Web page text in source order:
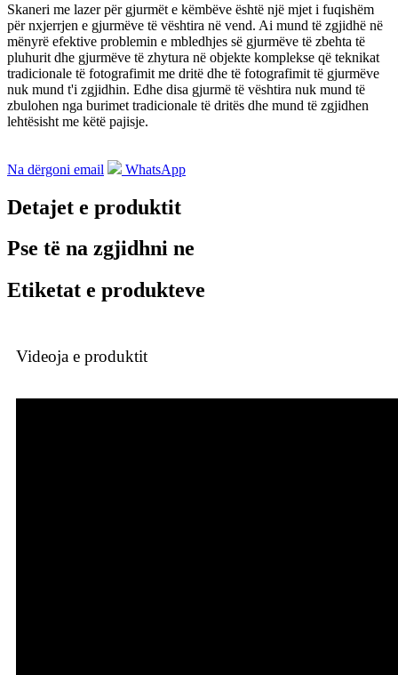
Skaneri me lazer për gjurmët e këmbëve është një mjet i fuqishëm
për nxjerrjen e gjurmëve të vështira në vend. Ai mund të zgjidhë në
mënyrë efektive problemin e mbledhjes së gjurmëve të zbehta të
pluhurit dhe gjurmëve të zhytura në objekte komplekse që teknikat
tradicionale të fotografimit me dritë dhe të fotografimit të gjurmëve
nuk mund t'i zgjidhin. Edhe disa gjurmë të vështira nuk mund të
zbulohen nga burimet tradicionale të dritës dhe mund të zgjidhen
lehtësisht me këtë pajisje.
Na dërgoni email WhatsApp
Detajet e produktit
Pse të na zgjidhni ne
Etiketat e produkteve
Videoja e produktit